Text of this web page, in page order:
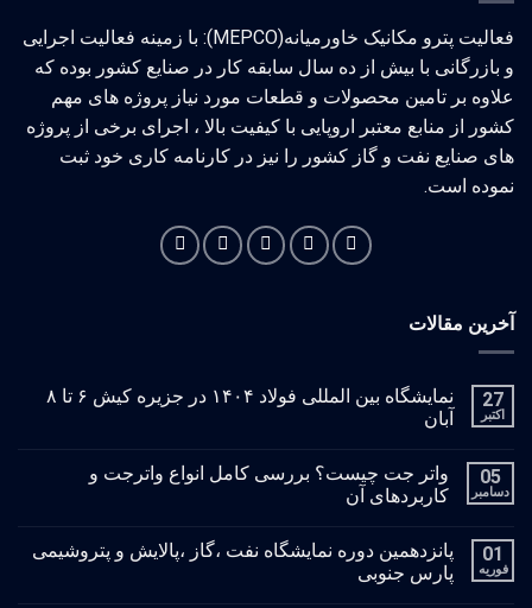
فعالیت پترو مکانیک خاورمیانه(MEPCO): با زمینه فعالیت اجرایی
و بازرگانی با بیش از ده سال سابقه کار در صنایع کشور بوده که
علاوه بر تامین محصولات و قطعات مورد نیاز پروژه های مهم
کشور از منابع معتبر اروپایی با کیفیت بالا ، اجرای برخی از پروژه
های صنایع نفت و گاز کشور را نیز در کارنامه کاری خود ثبت
نموده است.
آخرین مقالات
27
اکتبر
نمایشگاه بین المللی فولاد ۱۴۰۴ در جزیره کیش ۶ تا ۸
آبان
05
دسامبر
واتر جت چیست؟ بررسی کامل انواع واترجت و
کاربردهای آن
01
فوریه
پانزدهمین دوره نمایشگاه نفت ،گاز ،پالایش و پتروشیمی
پارس جنوبی